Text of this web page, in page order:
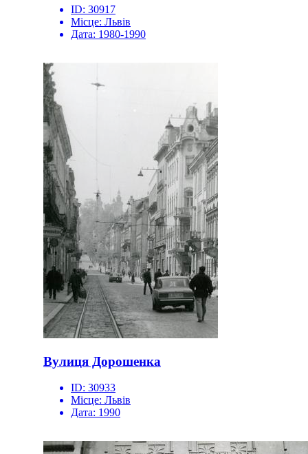
ID: 30917
Місце: Львів
Дата: 1980-1990
Вулиця Дорошенка
ID: 30933
Місце: Львів
Дата: 1990